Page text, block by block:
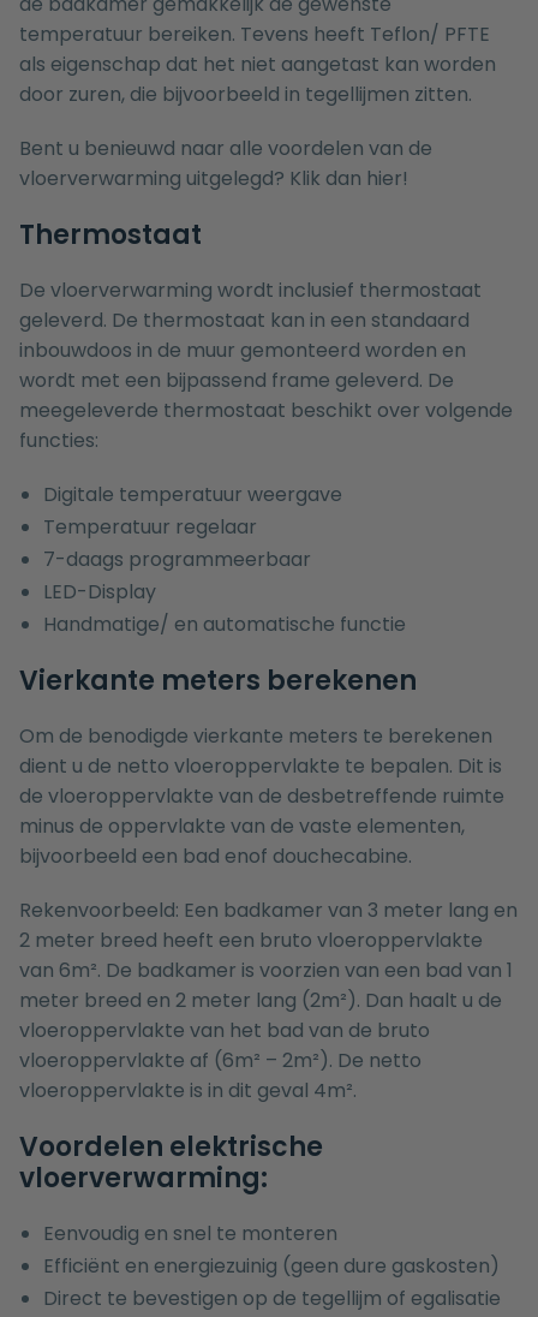
temperatuur bereiken. Tevens heeft Teflon/ PFTE
als eigenschap dat het niet aangetast kan worden
door zuren, die bijvoorbeeld in tegellijmen zitten.
Bent u benieuwd naar alle voordelen van de
vloerverwarming uitgelegd? Klik dan hier!
Thermostaat
De vloerverwarming wordt inclusief thermostaat
geleverd. De thermostaat kan in een standaard
inbouwdoos in de muur gemonteerd worden en
wordt met een bijpassend frame geleverd. De
meegeleverde thermostaat beschikt over volgende
functies:
Digitale temperatuur weergave
Temperatuur regelaar
7-daags programmeerbaar
LED-Display
Handmatige/ en automatische functie
Vierkante meters berekenen
Om de benodigde vierkante meters te berekenen
dient u de netto vloeroppervlakte te bepalen. Dit is
de vloeroppervlakte van de desbetreffende ruimte
minus de oppervlakte van de vaste elementen,
bijvoorbeeld een bad enof douchecabine.
Rekenvoorbeeld: Een badkamer van 3 meter lang en
2 meter breed heeft een bruto vloeroppervlakte
van 6m². De badkamer is voorzien van een bad van 1
meter breed en 2 meter lang (2m²). Dan haalt u de
vloeroppervlakte van het bad van de bruto
vloeroppervlakte af (6m² – 2m²). De netto
vloeroppervlakte is in dit geval 4m².
Voordelen elektrische
vloerverwarming:
Eenvoudig en snel te monteren
Efficiënt en energiezuinig (geen dure gaskosten)
Direct te bevestigen op de tegellijm of egalisatie